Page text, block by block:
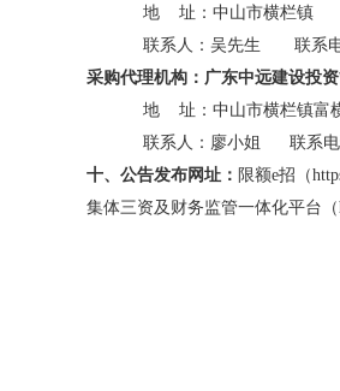
地
址：中山市横栏镇
联系人：吴先生 联系电
采购代理机构： 广东中远建设投
地
址：中山市横栏镇富
联系人：廖小姐联系
十、 公告发布网址： 限额e招 （
集体三资及财务监管一体化平台（